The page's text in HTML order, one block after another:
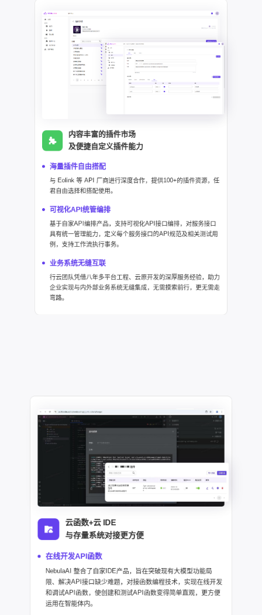
内容丰富的插件市场
及便捷自定义插件能力
海量插件自由搭配
与 Eolink 等 API 厂商进行深度合作，提供100+的插件资源，任
君自由选择和搭配使用。
可视化API统管编排
基于自家API编排产品，支持可视化API接口编排，对服务接口
具有统一管理能力，定义每个服务接口的API规范及相关测试用
例，支持工作流执行事务。
业务系统无缝互联
行云团队凭借八年多平台工程、云原开发的深厚服务经验，助力
企业实现与内外部业务系统无缝集成，无需摸索前行，更无需走
弯路。
云函数+云 IDE
与存量系统对接更方便
在线开发API函数
NebulaAI 整合了自家IDE产品，旨在突破现有大模型功能局
限、解决API接口缺少难题，对接函数编程技术，实现在线开发
和调试API函数，使创建和测试API函数变得简单直观，更方便
运用在智能体内。